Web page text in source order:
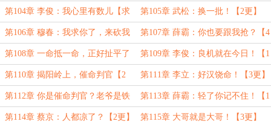
第104章 李俊：我心里有数儿【求
首订】
第105章 武松：换一批！【2更】
第106章 穆春：我求你了，来砍我
啊！【3更】
第107章 薛霸：你也要跟我抢？【4
更】
第108章 一命抵一命，正好扯平了
【5更求月票】
第109章 李俊：良机就在今日！【1
更】
第110章 揭阳岭上，催命判官【2
更】
第111章 李立：好汉饶命！【3更】
第112章 你是催命判官？老爷是铁
面阎罗！【4更求月票】
第113章 薛霸：轻了你记不住！【1
更】
第114章 蔡京：人都凉了？【2更】 第115章 大哥就是大哥！【3更】